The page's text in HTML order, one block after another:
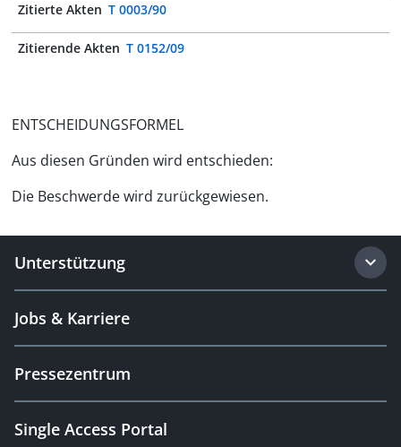
Zitierte Akten T 0003/90
Zitierende Akten T 0152/09
ENTSCHEIDUNGSFORMEL
Aus diesen Gründen wird entschieden:
Die Beschwerde wird zurückgewiesen.
Unterstützung
Jobs & Karriere
Pressezentrum
Single Access Portal